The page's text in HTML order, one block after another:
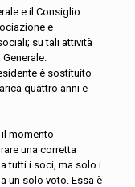
e il Consiglio
e
su tali attività
è sostituito
quattro anni e
il momento
una corretta
tutti i soci, ma solo i
un solo voto. Essa è